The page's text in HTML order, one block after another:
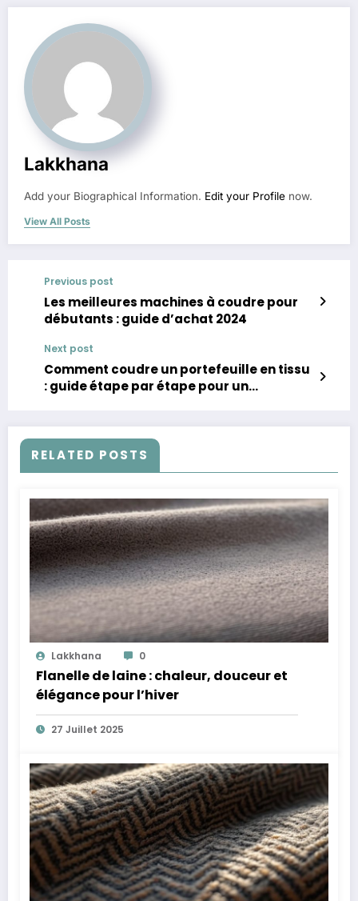
Lakkhana
Add your Biographical Information. Edit your Profile now.
View All Posts
Previous post
Les meilleures machines à coudre pour
débutants : guide d’achat 2024
Next post
Comment coudre un portefeuille en tissu
: guide étape par étape pour un
RELATED POSTS
Lakkhana 0
Flanelle de laine : chaleur, douceur et
élégance pour l’hiver
27 Juillet 2025